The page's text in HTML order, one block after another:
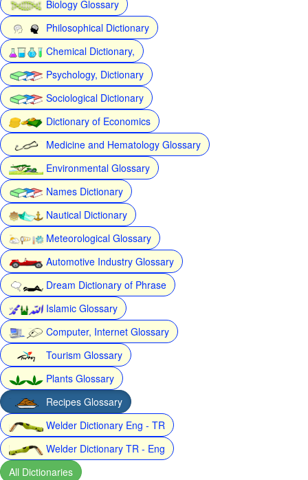
Biology Glossary
Philosophical Dictionary
Chemical Dictionary,
Psychology, Dictionary
Sociological Dictionary
Dictionary of Economics
Medicine and Hematology Glossary
Environmental Glossary
Names Dictionary
Nautical Dictionary
Meteorological Glossary
Automotive Industry Glossary
Dream Dictionary of Phrase
Islamic Glossary
Computer, Internet Glossary
Tourism Glossary
Plants Glossary
Recipes Glossary
Welder Dictionary Eng - TR
Welder Dictionary TR - Eng
All Dictionaries